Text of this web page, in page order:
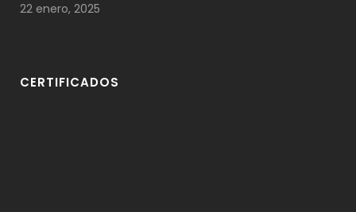
22 enero, 2025
CERTIFICADOS